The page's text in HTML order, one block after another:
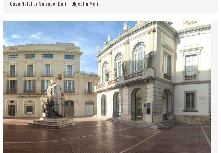
Casa Natal de Salvador Dalí Objectiu Meli